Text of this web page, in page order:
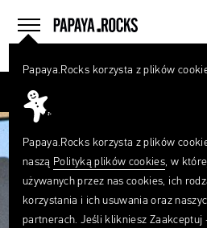
menu
home
Papaya.Rocks korzysta z plików
Papaya.Rocks korzysta z plików
naszą Polityką plików cookies, w
używanych przez nas cookies, ich
korzystania i ich usuwania oraz
partnerach. Jeśli klikniesz Zaakceptuj
Czego
szukasz?